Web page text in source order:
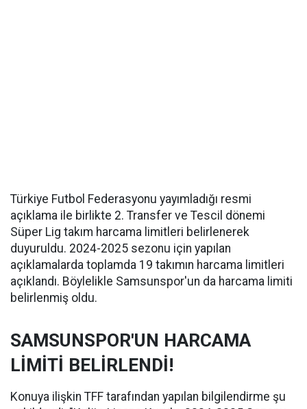
Türkiye Futbol Federasyonu yayımladığı resmi
açıklama ile birlikte 2. Transfer ve Tescil dönemi
Süper Lig takım harcama limitleri belirlenerek
duyuruldu. 2024-2025 sezonu için yapılan
açıklamalarda toplamda 19 takımın harcama limitleri
açıklandı. Böylelikle Samsunspor'un da harcama limiti
belirlenmiş oldu.
SAMSUNSPOR'UN HARCAMA
LİMİTİ BELİRLENDİ!
Konuya ilişkin TFF tarafından yapılan bilgilendirme şu